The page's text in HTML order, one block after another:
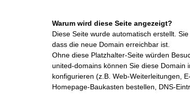
Warum wird diese Seite angezeigt?
Diese Seite wurde automatisch erstellt.
dass die neue Domain erreichbar ist.
Ohne diese Platzhalter-Seite würden
united-domains können Sie diese Domain
konfigurieren (z.B. Web-Weiterleitungen,
Homepage-Baukasten bestellen, DNS-